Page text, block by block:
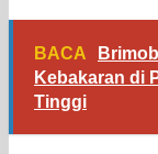
BACA
Kebakaran di
Tinggi